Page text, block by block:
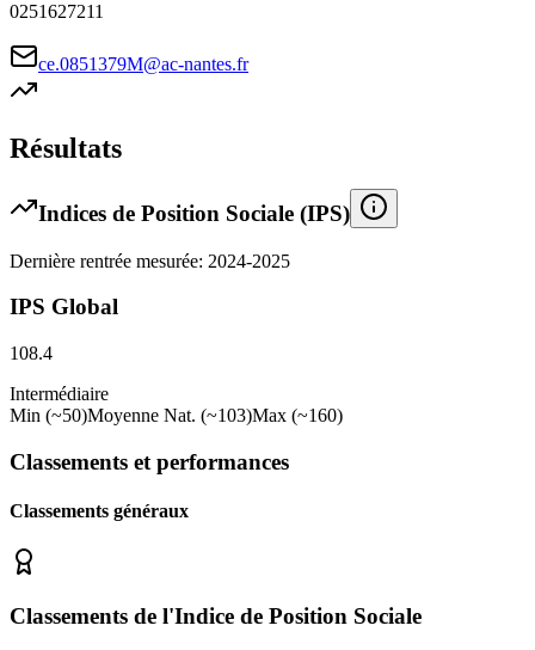
0251627211
ce.0851379M@ac-nantes.fr
Résultats
Indices de Position Sociale (IPS)
Dernière rentrée mesurée: 2024-2025
IPS Global
108.4
Intermédiaire
Min (~50)Moyenne Nat. (~103)Max (~160)
Classements et performances
Classements généraux
Classements de l'Indice de Position Sociale